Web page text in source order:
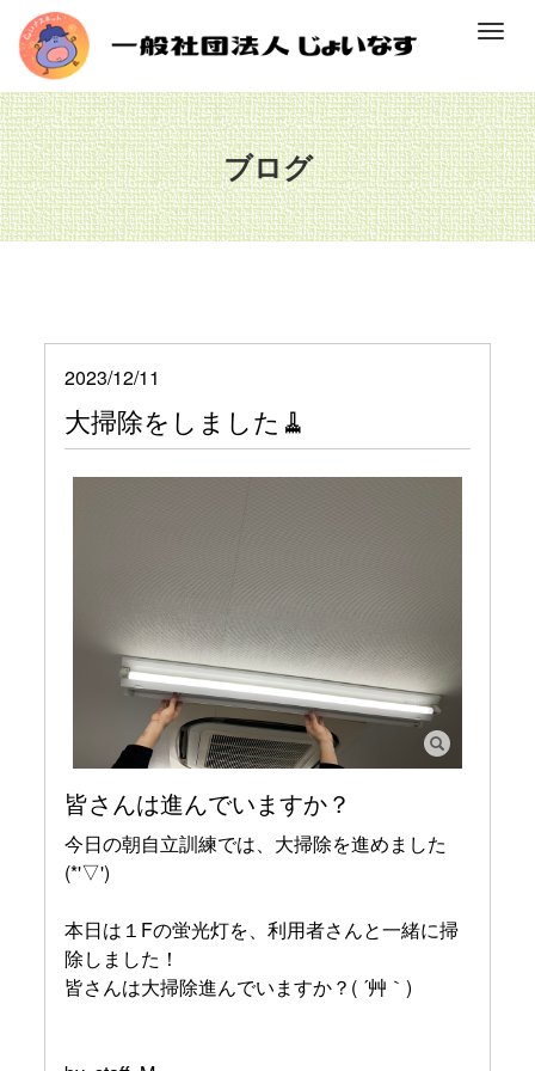
M
n
u
ブログ
2023/12/11
大掃除をしました🧹
皆さんは進んでいますか？
今日の朝自立訓練では、大掃除を進めました
(*'▽')
本日は１Fの蛍光灯を、利用者さんと一緒に掃
除しました！
皆さんは大掃除進んでいますか？( ´艸｀)